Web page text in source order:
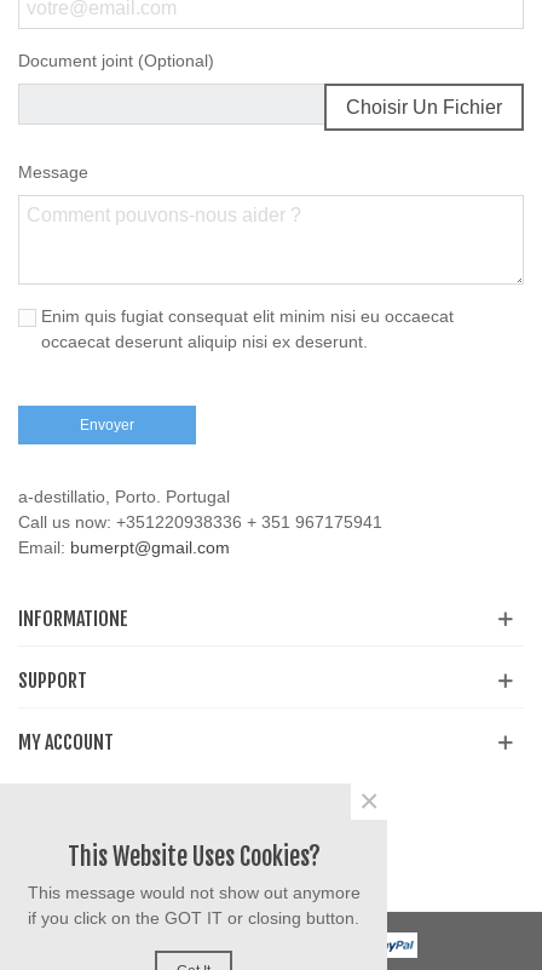
Document joint (Optional)
Choisir Un Fichier
Message
Enim quis fugiat consequat elit minim nisi eu occaecat
occaecat deserunt aliquip nisi ex deserunt.
a-destillatio, Porto. Portugal
Call us now: +351220938336 + 351 967175941
Email: bumerpt@gmail.com
INFORMATIONE
SUPPORT
MY ACCOUNT
This Website Uses Cookies?
This message would not show out anymore
if you click on the GOT IT or closing button.
×